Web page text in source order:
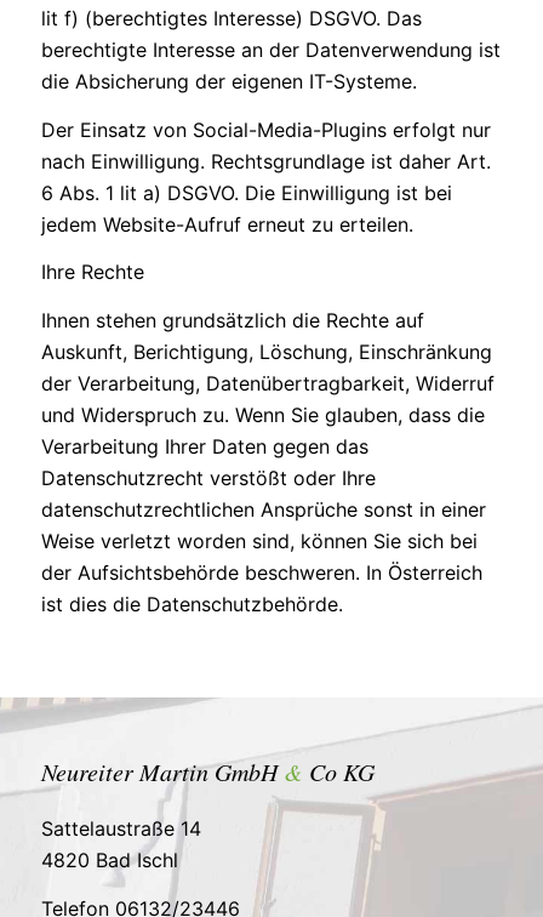
lit f) (berechtigtes Interesse) DSGVO. Das
berechtigte Interesse an der Datenverwendung ist
die Absicherung der eigenen IT-Systeme.
Der Einsatz von Social-Media-Plugins erfolgt nur
nach Einwilligung. Rechtsgrundlage ist daher Art.
6 Abs. 1 lit a) DSGVO. Die Einwilligung ist bei
jedem Website-Aufruf erneut zu erteilen.
Ihre Rechte
Ihnen stehen grundsätzlich die Rechte auf
Auskunft, Berichtigung, Löschung, Einschränkung
der Verarbeitung, Datenübertragbarkeit, Widerruf
und Widerspruch zu. Wenn Sie glauben, dass die
Verarbeitung Ihrer Daten gegen das
Datenschutzrecht verstößt oder Ihre
datenschutzrechtlichen Ansprüche sonst in einer
Weise verletzt worden sind, können Sie sich bei
der Aufsichtsbehörde beschweren. In Österreich
ist dies die Datenschutzbehörde.
Neureiter Martin GmbH& Co KG
Sattelaustraße 14
4820 Bad Ischl
Telefon06132/23446